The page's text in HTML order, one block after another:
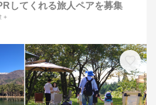
してくれる旅人ペアを募集